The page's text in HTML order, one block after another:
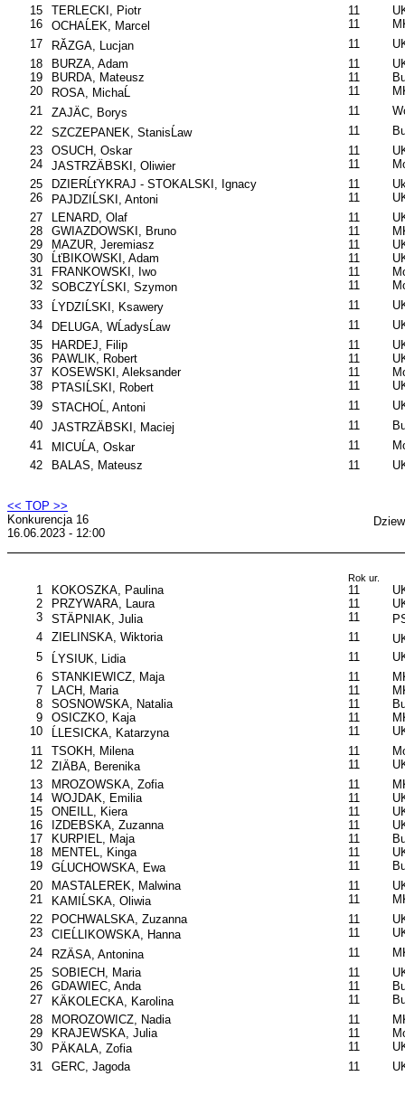
15
TERLECKI, Piotr 11
16
OCHAĹEK, Marcel 11
17
RĂZGA, Lucjan 11
18
BURZA, Adam 11
19
BURDA, Mateusz 11
20
ROSA, MichaĹ 11
21
ZAJÄC, Borys 11
22
SZCZEPANEK, StanisĹaw 11
23
OSUCH, Oskar 11
24
JASTRZÄBSKI, Oliwier 11
25
DZIERĹťYKRAJ - STOKALSKI, Ignacy 11
26
PAJDZIĹSKI, Antoni 11
27
LENARD, Olaf 11
28
GWIAZDOWSKI, Bruno 11
29
MAZUR, Jeremiasz 11
30
ĹťBIKOWSKI, Adam 11
31
FRANKOWSKI, Iwo 11
32
SOBCZYĹSKI, Szymon 11
33
ĹYDZIĹSKI, Ksawery 11
34
DELUGA, WĹadysĹaw 11
35
HARDEJ, Filip 11
36
PAWLIK, Robert 11
37
KOSEWSKI, Aleksander 11
38
PTASIĹSKI, Robert 11
39
STACHOĹ, Antoni 11
40
JASTRZÄBSKI, Maciej 11
41
MICUĹA, Oskar 11
42
BALAS, Mateusz 11
<< TOP >>
Konkurencja 16
16.06.2023 - 12:00
Rok ur.
1 KOKOSZKA, Paulina 11
2
PRZYWARA, Laura 11
3
STÄPNIAK, Julia 11
4
ZIELINSKA, Wiktoria 11
5
ĹYSIUK, Lidia 11
6
STANKIEWICZ, Maja 11
7
LACH, Maria 11
8
SOSNOWSKA, Natalia 11
9
OSICZKO, Kaja 11
10
ĹLESICKA, Katarzyna 11
11
TSOKH, Milena 11
12
ZIÄBA, Berenika 11
13
MROZOWSKA, Zofia 11
14
WOJDAK, Emilia 11
15
ONEILL, Kiera 11
16
IZDEBSKA, Zuzanna 11
17
KURPIEL, Maja 11
18
MENTEL, Kinga 11
19
GĹUCHOWSKA, Ewa 11
20
MASTALEREK, Malwina 11
21
KAMIĹSKA, Oliwia 11
22
POCHWALSKA, Zuzanna 11
23
CIEĹLIKOWSKA, Hanna 11
24
RZÄSA, Antonina 11
25
SOBIECH, Maria 11
26
GDAWIEC, Anda 11
27
KÄKOLECKA, Karolina 11
28
MOROZOWICZ, Nadia 11
29
KRAJEWSKA, Julia 11
30
PÄKALA, Zofia 11
31
GERC, Jagoda 11